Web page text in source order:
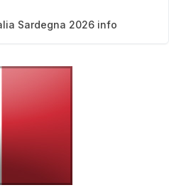
Sardegna 2026 info